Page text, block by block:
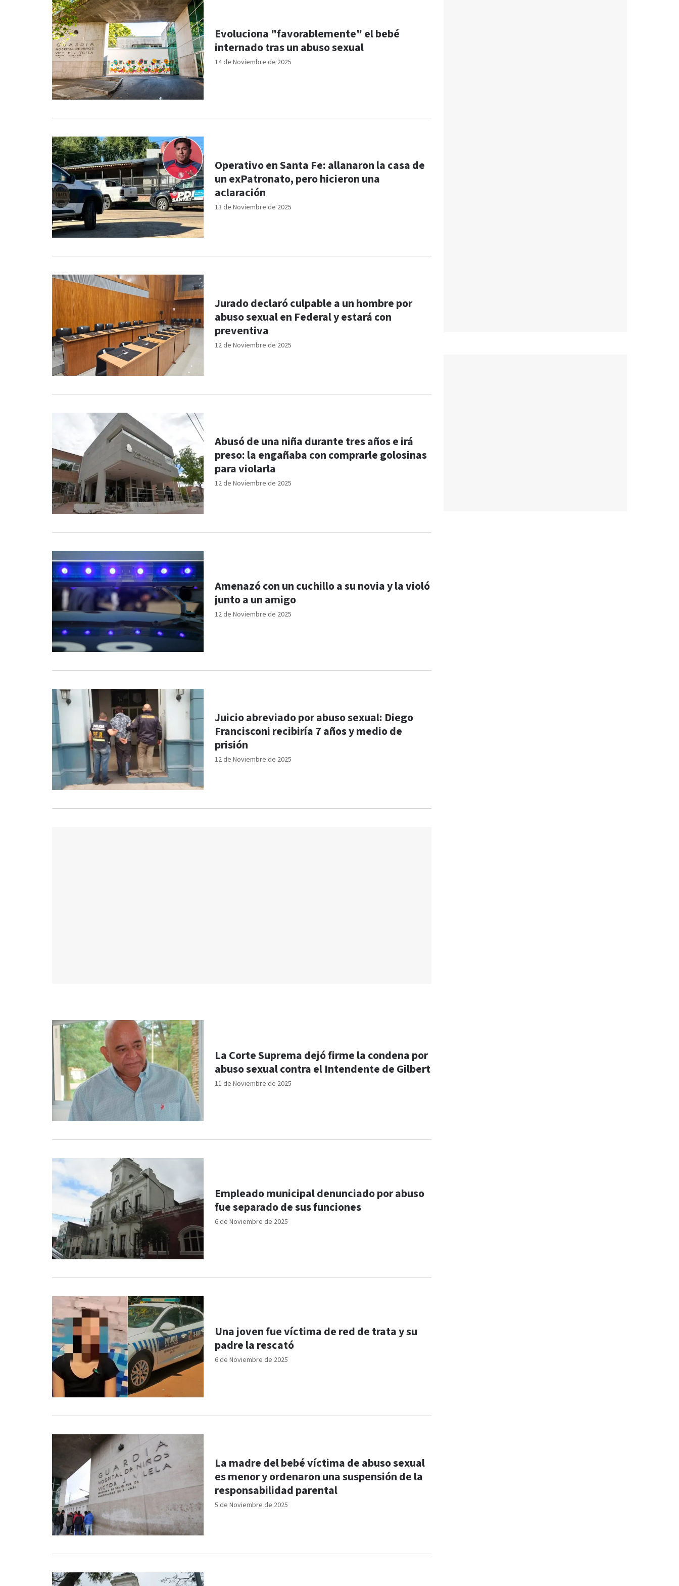
14 de Noviembre de 2025
Evoluciona "favorablemente" el bebé
internado tras un abuso sexual
13 de Noviembre de 2025
Operativo en Santa Fe: allanaron la casa de
un exPatronato, pero hicieron una
aclaración
12 de Noviembre de 2025
Jurado declaró culpable a un hombre por
abuso sexual en Federal y estará con
preventiva
12 de Noviembre de 2025
Abusó de una niña durante tres años e irá
preso: la engañaba con comprarle golosinas
para violarla
12 de Noviembre de 2025
Amenazó con un cuchillo a su novia y la violó
junto a un amigo
12 de Noviembre de 2025
Juicio abreviado por abuso sexual: Diego
Francisconi recibiría 7 años y medio de
prisión
11 de Noviembre de 2025
La Corte Suprema dejó firme la condena por
abuso sexual contra el Intendente de Gilbert
6 de Noviembre de 2025
Empleado municipal denunciado por abuso
fue separado de sus funciones
6 de Noviembre de 2025
Una joven fue víctima de red de trata y su
padre la rescató
5 de Noviembre de 2025
La madre del bebé víctima de abuso sexual
es menor y ordenaron una suspensión de la
responsabilidad parental